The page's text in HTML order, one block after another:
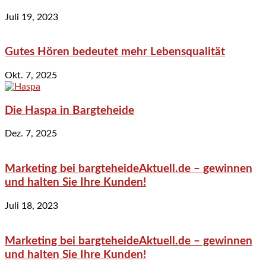
Juli 19, 2023
Gutes Hören bedeutet mehr Lebensqualität
Okt. 7, 2025
Die Haspa in Bargteheide
Dez. 7, 2025
Marketing bei bargteheideAktuell.de – gewinnen
und halten Sie Ihre Kunden!
Juli 18, 2023
Marketing bei bargteheideAktuell.de – gewinnen
und halten Sie Ihre Kunden!